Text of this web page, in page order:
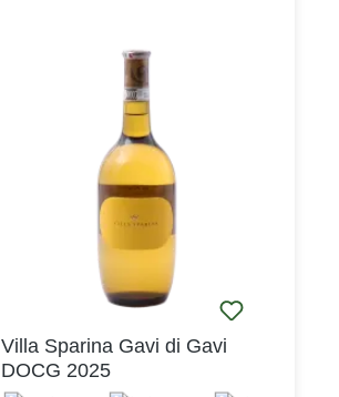
sorgt für einen lang anhaltenden
Eindruck am Gaumen. Mit dem
Masseria dei Carmelitani haben Sie
einen wunderbaren Weißwein im Glas
der Sie vom Apertif aus durch das
ganze Menü führt. Seine Finesse
entfaltet er besonders schön zu Fisch
und Meeresfrüchten. Probieren Sie
doch mal Spaghetti Vongole und
geben Sie den ersten Schluck schon
mit in die Sauce der Venusmuscheln.
Auch zu einer gegrillten Forelle mit
frischen Kräutern passt er sehr gut.
Durch seine feine Säure und seine
volle Frucht ist er außerdem ein toller
Villa Sparina Gavi di Gavi
DOCG 2025